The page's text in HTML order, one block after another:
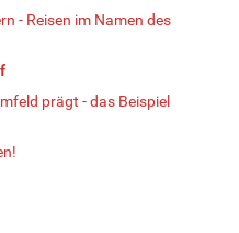
- Reisen im Namen des
prägt - das Beispiel